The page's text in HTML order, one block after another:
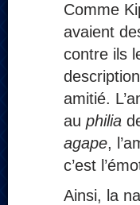
Comme
avaient
contre ils
amitié.
au philia
agape,
c’est
Ainsi, la